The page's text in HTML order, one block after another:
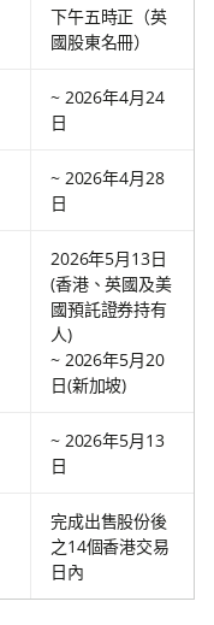
下午五時正（英
國股東名冊）
~ 2026年4月24
日
~ 2026年4月28
日
2026年5月13日
(香港、英國及美
國預託證券持有
人)
~ 2026年5月20
日(新加坡)
~ 2026年5月13
日
完成出售股份後
之14個香港交易
日內